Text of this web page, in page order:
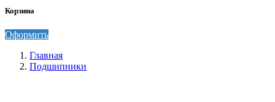
Корзина
Оформить
Главная
Подшипники